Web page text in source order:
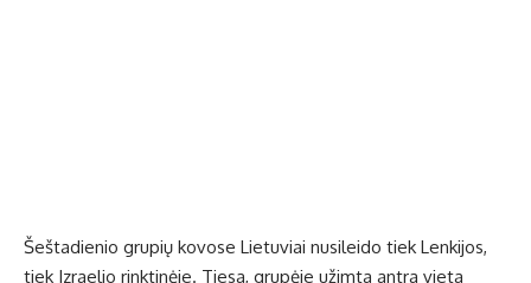
Šeštadienio grupių kovose Lietuviai nusileido tiek Lenkijos,
tiek Izraelio rinktinėje. Tiesa, grupėje užimta antra vieta